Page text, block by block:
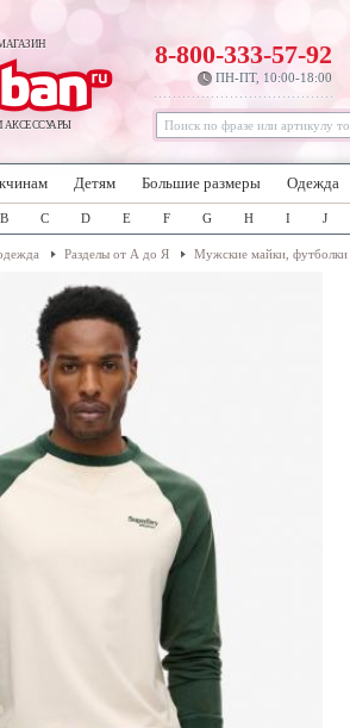
АКСЕССУАРЫ
8-800-333-57-92
ПН-ПТ, 10:00-18:00
Детям Большие размеры Одежда
B C D E F G H I J
Разделы от А до Я Мужские майки, футболки